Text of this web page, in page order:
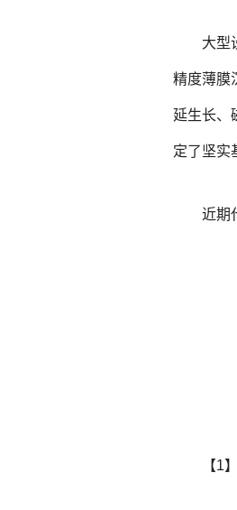
大型
精度薄膜
延生长、
定了坚实
近期
【1